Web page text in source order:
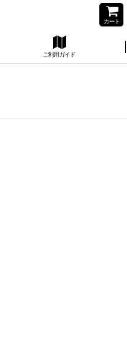
カート
ご利用ガイド